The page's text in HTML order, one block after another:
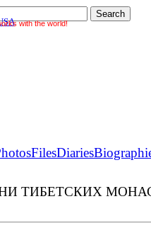
with the world!
FilesDiaries
ТИБЕТСКИХ